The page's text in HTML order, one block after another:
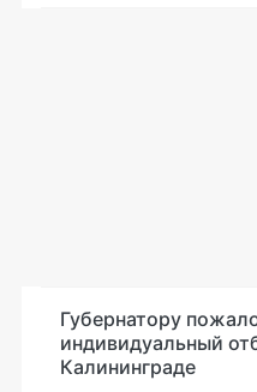
Губернатору
индивидуальный
Калининграде